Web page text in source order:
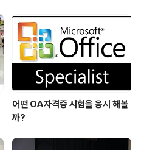
어떤 OA자격증 시험을 응시 해볼
까?